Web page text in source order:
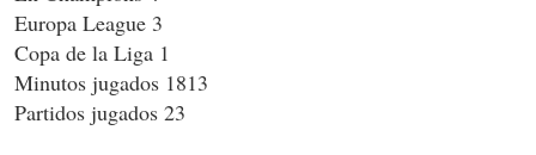
Europa League 3
Copa de la Liga 1
Minutos jugados 1813
Partidos jugados 23